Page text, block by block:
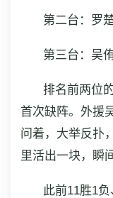
第二台：罗
第三台：吴
排名前两位
首次缺阵。外援
问着，大举反扑
里活出一块，瞬
此前11胜1